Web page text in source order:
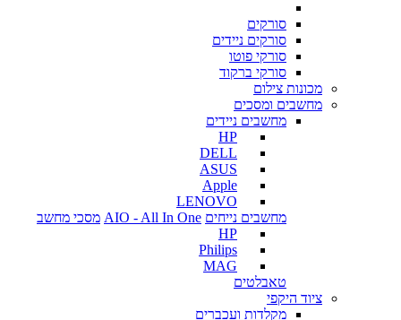
סורקים
סורקים ניידים
סורקי פוטו
סורקי ברקוד
מכונות צילום
מחשבים ומסכים
מחשבים ניידים
HP
DELL
ASUS
Apple
LENOVO
מחשבים נייחים AIO - All In One מסכי מחשב
HP
Philips
MAG
טאבלטים
ציוד היקפי
מקלדות ועכברים